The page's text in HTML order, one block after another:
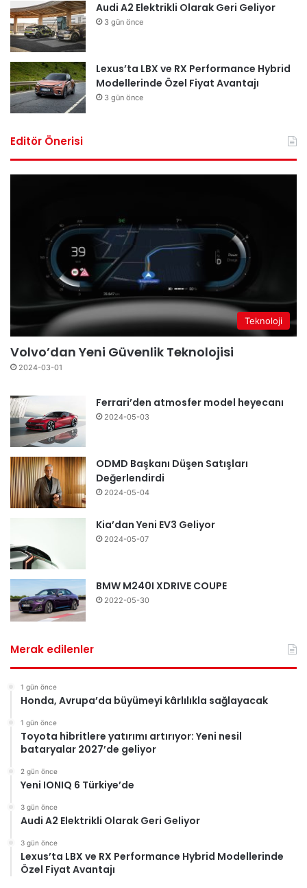
Audi A2 Elektrikli Olarak Geri Geliyor
3 gün önce
Lexus’ta LBX ve RX Performance Hybrid
Modellerinde Özel Fiyat Avantajı
3 gün önce
Editör Önerisi
Teknoloji
Volvo’dan Yeni Güvenlik Teknolojisi
2024-03-01
Ferrari’den atmosfer model heyecanı
2024-05-03
ODMD Başkanı Düşen Satışları
Değerlendirdi
2024-05-04
Kia’dan Yeni EV3 Geliyor
2024-05-07
BMW M240I XDRIVE COUPE
2022-05-30
Merak edilenler
1 gün önce
Honda, Avrupa’da büyümeyi kârlılıkla sağlayacak
1 gün önce
Toyota hibritlere yatırımı artırıyor: Yeni nesil
bataryalar 2027’de geliyor
2 gün önce
Yeni IONIQ 6 Türkiye’de
3 gün önce
Audi A2 Elektrikli Olarak Geri Geliyor
3 gün önce
Lexus’ta LBX ve RX Performance Hybrid Modellerinde
Özel Fiyat Avantajı